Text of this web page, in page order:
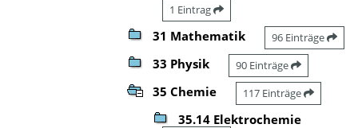
1 Eintrag
31 Mathematik 96 Einträge
33 Physik 90 Einträge
35 Chemie 117 Einträge
35.14 Elektrochemie